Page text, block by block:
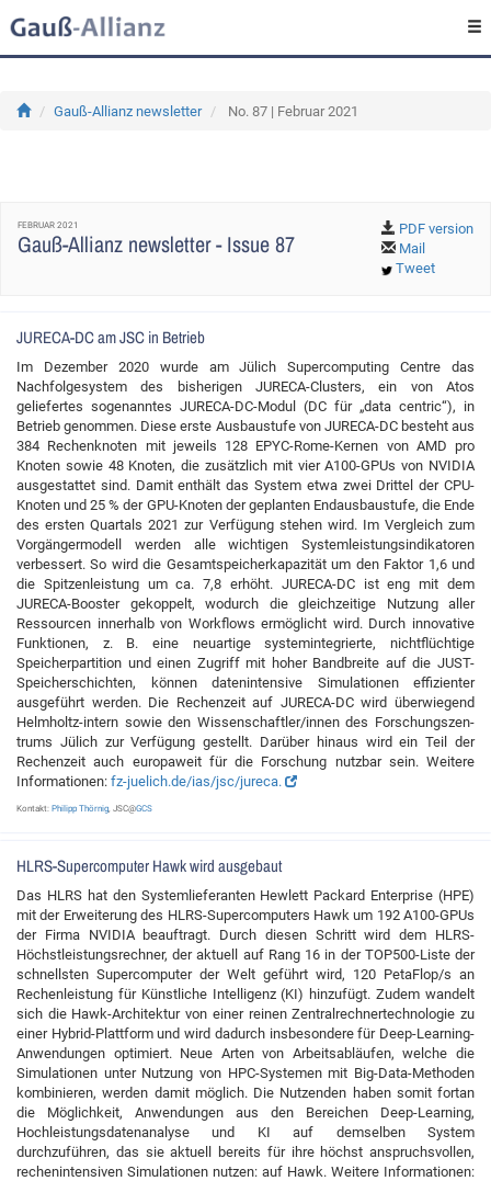
Gauß-Allianz newsletter No. 87 | Februar 2021
FEBRUAR 2021
Gauß-Allianz newsletter - Issue 87
PDF version
Mail
Tweet
JURECA-DC am JSC in Betrieb
Im Dezember 2020 wurde am Jülich Supercomputing Centre das
Nachfolgesystem des bisherigen JURECA-Clusters, ein von Atos
geliefertes sogenanntes JURECA-DC-Modul (DC für „data centric“), in
Betrieb genommen. Diese erste Ausbaustufe von JURECA-DC besteht aus
384 Rechenknoten mit jeweils 128 EPYC-Rome-Kernen von AMD pro
Knoten sowie 48 Knoten, die zusätzlich mit vier A100-GPUs von NVIDIA
ausgestattet sind. Damit enthält das System etwa zwei Drittel der CPU-
Knoten und 25 % der GPU-Knoten der geplanten Endausbaustufe, die Ende
des ersten Quartals 2021 zur Verfügung stehen wird. Im Vergleich zum
Vorgängermodell werden alle wichtigen Systemleistungsindikatoren
verbessert. So wird die Gesamtspeicherkapazität um den Faktor 1,6 und
die Spitzenleistung um ca. 7,8 erhöht. JURECA-DC ist eng mit dem
JURECA-Booster gekoppelt, wodurch die gleichzeitige Nutzung aller
Ressourcen innerhalb von Workflows ermöglicht wird. Durch innovative
Funktionen, z. B. eine neuartige systemintegrierte, nichtflüchtige
Speicherpartition und einen Zugriff mit hoher Bandbreite auf die JUST-
Speicherschichten, können datenintensive Simulationen effizienter
ausgeführt werden. Die Rechenzeit auf JURECA-DC wird überwiegend
Helmholtz-intern sowie den Wissenschaftler/innen des Forschungszen-
trums Jülich zur Verfügung gestellt. Darüber hinaus wird ein Teil der
Rechenzeit auch europaweit für die Forschung nutzbar sein. Weitere
Informationen: fz-juelich.de/ias/jsc/jureca.
Kontakt: Philipp Thörnig, JSC@GCS
HLRS-Supercomputer Hawk wird ausgebaut
Das HLRS hat den Systemlieferanten Hewlett Packard Enterprise (HPE)
mit der Erweiterung des HLRS-Supercomputers Hawk um 192 A100-GPUs
der Firma NVIDIA beauftragt. Durch diesen Schritt wird dem HLRS-
Höchstleistungsrechner, der aktuell auf Rang 16 in der TOP500-Liste der
schnellsten Supercomputer der Welt geführt wird, 120 PetaFlop/s an
Rechenleistung für Künstliche Intelligenz (KI) hinzufügt. Zudem wandelt
sich die Hawk-Architektur von einer reinen Zentralrechnertechnologie zu
einer Hybrid-Plattform und wird dadurch insbesondere für Deep-Learning-
Anwendungen optimiert. Neue Arten von Arbeitsabläufen, welche die
Simulationen unter Nutzung von HPC-Systemen mit Big-Data-Methoden
kombinieren, werden damit möglich. Die Nutzenden haben somit fortan
die Möglichkeit, Anwendungen aus den Bereichen Deep-Learning,
Hochleistungsdatenanalyse und KI auf demselben System
durchzuführen, das sie aktuell bereits für ihre höchst anspruchsvollen,
rechenintensiven Simulationen nutzen: auf Hawk. Weitere Informationen: